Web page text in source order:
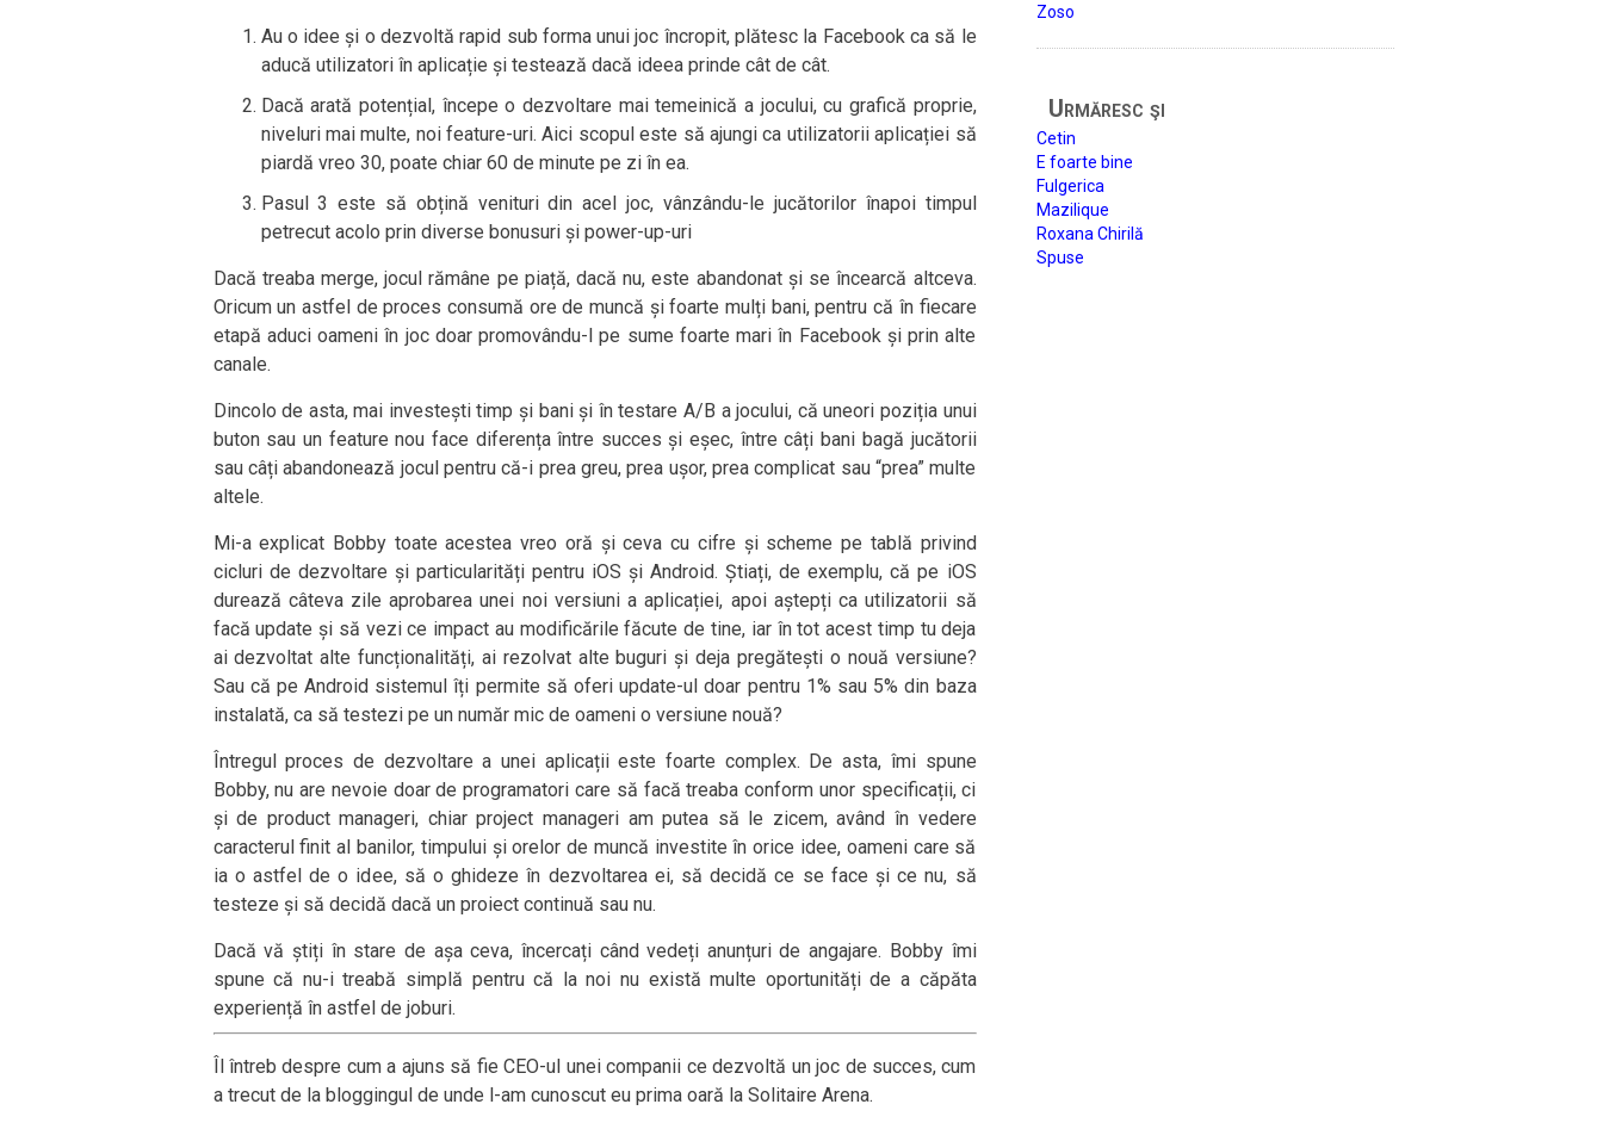
Au o idee și o dezvoltă rapid sub forma unui joc încropit, plătesc la Facebook ca să le
aducă utilizatori în aplicație și testează dacă ideea prinde cât de cât.
Dacă arată potențial, începe o dezvoltare mai temeinică a jocului, cu grafică proprie,
niveluri mai multe, noi feature-uri. Aici scopul este să ajungi ca utilizatorii aplicației să
piardă vreo 30, poate chiar 60 de minute pe zi în ea.
Pasul 3 este să obțină venituri din acel joc, vânzându-le jucătorilor înapoi timpul
petrecut acolo prin diverse bonusuri și power-up-uri
Dacă treaba merge, jocul rămâne pe piață, dacă nu, este abandonat și se încearcă altceva.
Oricum un astfel de proces consumă ore de muncă și foarte mulți bani, pentru că în fiecare
etapă aduci oameni în joc doar promovându-l pe sume foarte mari în Facebook și prin alte
canale.
Dincolo de asta, mai investești timp și bani și în testare A/B a jocului, că uneori poziția unui
buton sau un feature nou face diferența între succes și eșec, între câți bani bagă jucătorii
sau câți abandonează jocul pentru că-i prea greu, prea ușor, prea complicat sau “prea” multe
altele.
Mi-a explicat Bobby toate acestea vreo oră și ceva cu cifre și scheme pe tablă privind
cicluri de dezvoltare și particularități pentru iOS și Android. Știați, de exemplu, că pe iOS
durează câteva zile aprobarea unei noi versiuni a aplicației, apoi aștepți ca utilizatorii să
facă update și să vezi ce impact au modificările făcute de tine, iar în tot acest timp tu deja
ai dezvoltat alte funcționalități, ai rezolvat alte buguri și deja pregătești o nouă versiune?
Sau că pe Android sistemul îți permite să oferi update-ul doar pentru 1% sau 5% din baza
instalată, ca să testezi pe un număr mic de oameni o versiune nouă?
Întregul proces de dezvoltare a unei aplicații este foarte complex. De asta, îmi spune
Bobby, nu are nevoie doar de programatori care să facă treaba conform unor specificații, ci
și de product manageri, chiar project manageri am putea să le zicem, având în vedere
caracterul finit al banilor, timpului și orelor de muncă investite în orice idee, oameni care să
ia o astfel de o idee, să o ghideze în dezvoltarea ei, să decidă ce se face și ce nu, să
testeze și să decidă dacă un proiect continuă sau nu.
Dacă vă știți în stare de așa ceva, încercați când vedeți anunțuri de angajare. Bobby îmi
spune că nu-i treabă simplă pentru că la noi nu există multe oportunități de a căpăta
experiență în astfel de joburi.
Îl întreb despre cum a ajuns să fie CEO-ul unei companii ce dezvoltă un joc de succes, cum
a trecut de la bloggingul de unde l-am cunoscut eu prima oară la Solitaire Arena.
Zoso
Urmăresc şi
Cetin
E foarte bine
Fulgerica
Mazilique
Roxana Chirilă
Spuse